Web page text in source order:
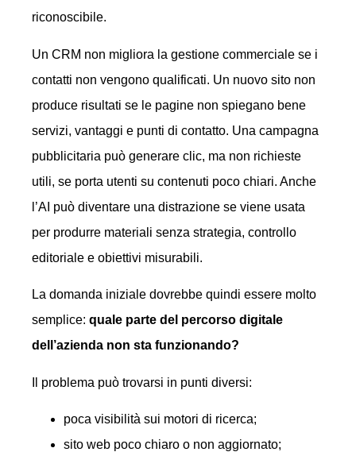
riconoscibile.
Un CRM non migliora la gestione commerciale se i
contatti non vengono qualificati. Un nuovo sito non
produce risultati se le pagine non spiegano bene
servizi, vantaggi e punti di contatto. Una campagna
pubblicitaria può generare clic, ma non richieste
utili, se porta utenti su contenuti poco chiari. Anche
l’AI può diventare una distrazione se viene usata
per produrre materiali senza strategia, controllo
editoriale e obiettivi misurabili.
La domanda iniziale dovrebbe quindi essere molto
semplice: quale parte del percorso digitale
dell’azienda non sta funzionando?
Il problema può trovarsi in punti diversi:
poca visibilità sui motori di ricerca;
sito web poco chiaro o non aggiornato;